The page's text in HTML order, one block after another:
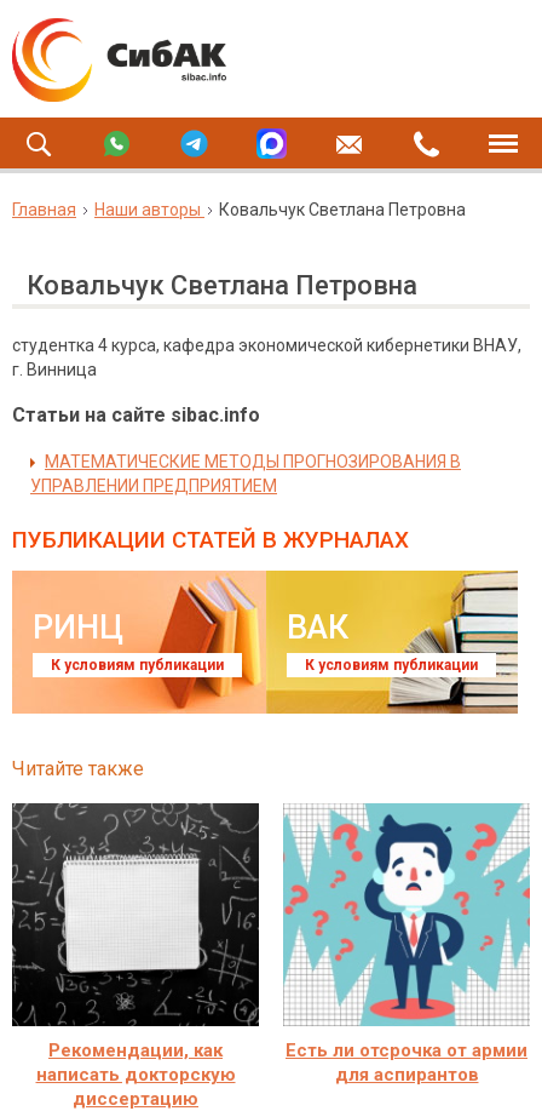
Главная Наши авторы Ковальчук Светлана Петровна
Ковальчук Светлана Петровна
студентка 4 курса, кафедра экономической кибернетики ВНАУ,
г. Винница
Статьи на сайте sibac.info
МАТЕМАТИЧЕСКИЕ МЕТОДЫ ПРОГНОЗИРОВАНИЯ В
УПРАВЛЕНИИ ПРЕДПРИЯТИЕМ
ПУБЛИКАЦИИ СТАТЕЙ В ЖУРНАЛАХ
РИНЦ
К условиям публикации
ВАК
К условиям публикации
Читайте также
Рекомендации, как
написать докторскую
диссертацию
Есть ли отсрочка от армии
для аспирантов